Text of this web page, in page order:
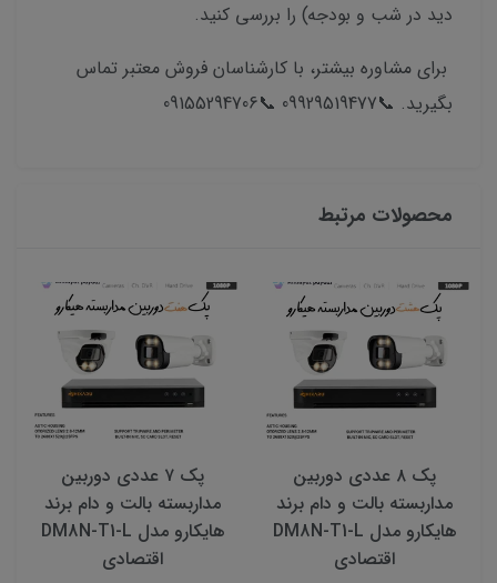
دید در شب و بودجه) را بررسی کنید.
برای مشاوره بیشتر، با کارشناسان فروش معتبر تماس
بگیرید. 📞09929519477 📞09155294706
محصولات مرتبط
پک ۸ عددی دوربین
مداربسته بالت و دام برند
هایکارو مدل DM8N-T1-L
اقتصادی
پک ۷ عددی دوربین
مداربسته بالت و دام برند
هایکارو مدل DM8N-T1-L
اقتصادی